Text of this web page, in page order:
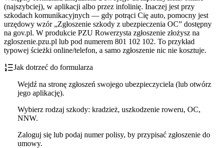
(najszybciej), w aplikacji albo przez infolinię. Inaczej jest przy
szkodach komunikacyjnych — gdy potrąci Cię auto, pomocny jest
urzędowy wzór „Zgłoszenie szkody z ubezpieczenia OC” dostępny
na gov.pl. W produkcie PZU Rowerzysta zgłoszenie złożysz na
zgloszenie.pzu.pl lub pod numerem 801 102 102. To przykład
typowej ścieżki online/telefon, a samo zgłoszenie nic nie kosztuje.
Jak dotrzeć do formularza
Wejdź na stronę zgłoszeń swojego ubezpieczyciela (lub otwórz
jego aplikację).
Wybierz rodzaj szkody: kradzież, uszkodzenie roweru, OC,
NNW.
Zaloguj się lub podaj numer polisy, by przypisać zgłoszenie do
umowy.